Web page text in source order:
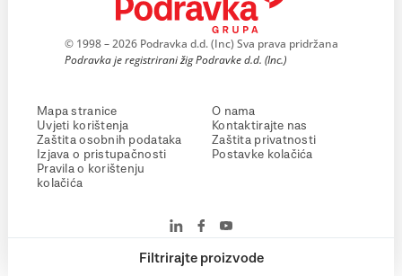
Filtrirajte proizvode
© 1998 – 2026 Podravka d.d. (Inc) Sva prava pridržana
Podravka je registrirani žig Podravke d.d. (Inc.)
Mapa stranice
Uvjeti korištenja
Zaštita osobnih podataka
Izjava o pristupačnosti
Pravila o korištenju
kolačića
O nama
Kontaktirajte nas
Zaštita privatnosti
Postavke kolačića